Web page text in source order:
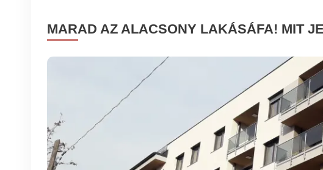
MARAD AZ ALACSONY LAKÁSÁFA! MIT